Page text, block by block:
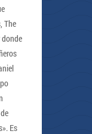
The
donde
Es